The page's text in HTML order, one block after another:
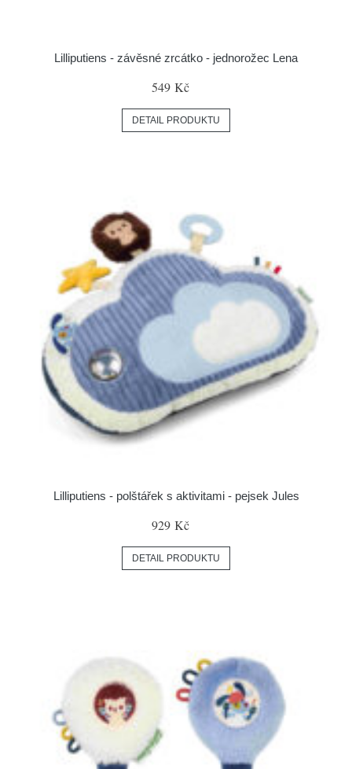
Lilliputiens - závěsné zrcátko - jednorožec Lena
549 Kč
DETAIL PRODUKTU
Lilliputiens - polštářek s aktivitami - pejsek Jules
929 Kč
DETAIL PRODUKTU